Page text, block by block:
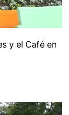
y el Café en